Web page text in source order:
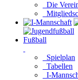
Die
Fußball
Spielplan
Tabellen
I-